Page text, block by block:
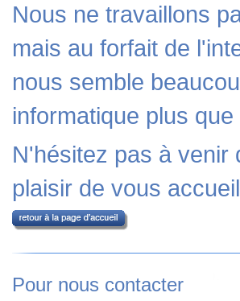
Nous ne travaillons
mais au forfait de
nous semble
informatique plus
N'hésitez pas à venir
plaisir de vous
Pour nous contacter